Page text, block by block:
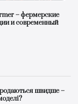
– фермерские
и современный
швидше –